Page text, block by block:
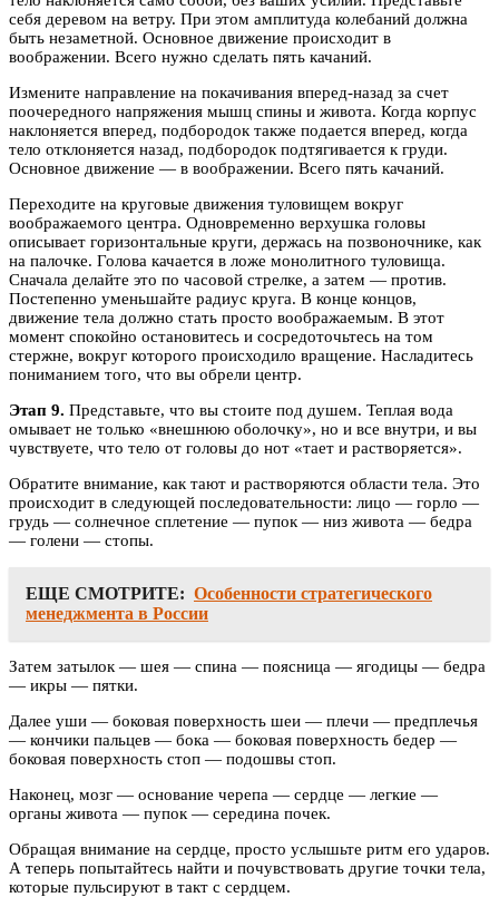
себя деревом на ветру. При этом амплитуда колебаний должна
быть незаметной. Основное движение происходит в
воображении. Всего нужно сделать пять качаний.
Измените направление на покачивания вперед-назад за счет
поочередного напряжения мышц спины и живота. Когда корпус
наклоняется вперед, подбородок также подается вперед, когда
тело отклоняется назад, подбородок подтягивается к груди.
Основное движение — в воображении. Всего пять качаний.
Переходите на круговые движения туловищем вокруг
воображаемого центра. Одновременно верхушка головы
описывает горизонтальные круги, держась на позвоночнике, как
на палочке. Голова качается в ложе монолитного туловища.
Сначала делайте это по часовой стрелке, а затем — против.
Постепенно уменьшайте радиус круга. В конце концов,
движение тела должно стать просто воображаемым. В этот
момент спокойно остановитесь и сосредоточьтесь на том
стержне, вокруг которого происходило вращение. Насладитесь
пониманием того, что вы обрели центр.
Этап 9. Представьте, что вы стоите под душем. Теплая вода
омывает не только «внешнюю оболочку», но и все внутри, и вы
чувствуете, что тело от головы до нот «тает и растворяется».
Обратите внимание, как тают и растворяются области тела. Это
происходит в следующей последовательности: лицо — горло —
грудь — солнечное сплетение — пупок — низ живота — бедра
— голени — стопы.
ЕЩЕ СМОТРИТЕ: Особенности стратегического
менеджмента в России
Затем затылок — шея — спина — поясница — ягодицы — бедра
— икры — пятки.
Далее уши — боковая поверхность шеи — плечи — предплечья
— кончики пальцев — бока — боковая поверхность бедер —
боковая поверхность стоп — подошвы стоп.
Наконец, мозг — основание черепа — сердце — легкие —
органы живота — пупок — середина почек.
Обращая внимание на сердце, просто услышьте ритм его ударов.
А теперь попытайтесь найти и почувствовать другие точки тела,
которые пульсируют в такт с сердцем.